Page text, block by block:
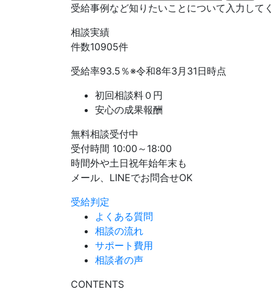
受給事例など知りたいことについて入力して
相談実績
件数10905件
受給率93.5 ％※令和8年3月31日時点
初回相談料０円
安心の成果報酬
無料相談受付中
受付時間 10:00～18:00
時間外や土日祝年始年末も
メール、LINEでお問合せOK
受給判定
よくある質問
相談の流れ
サポート費用
相談者の声
CONTENTS